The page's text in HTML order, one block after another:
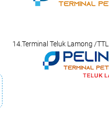
14.Terminal Teluk Lamong /TTL